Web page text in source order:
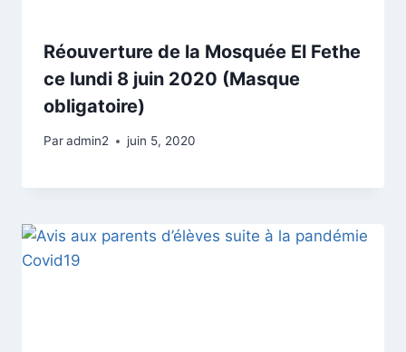
Réouverture de la Mosquée El Fethe
ce lundi 8 juin 2020 (Masque
obligatoire)
Paradmin2 juin 5, 2020